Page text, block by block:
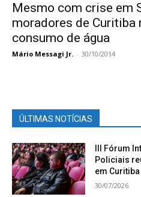
Mesmo com crise em
moradores de Curitiba
consumo de água
Mário Messagi Jr. - 30/10/2014
ÚLTIMAS NOTÍCIAS
III Fórum
Policiais
em Curitiba
30/07/2026